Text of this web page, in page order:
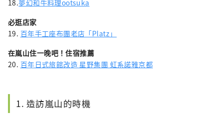
18.夢幻和牛料理ootsuka
必逛店家
19. 百年手工座布團老店「Platz」
在嵐山住一晚吧！住宿推薦
20. 百年日式旅館改造 星野集團 虹系諾雅京都
1. 造訪嵐山的時機